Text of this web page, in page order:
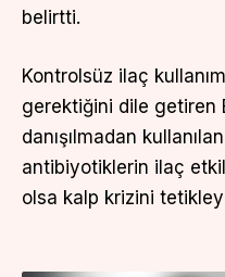
belirtti.
Kontrolsüz ilaç
gerektiğini dile getiren
danışılmadan
antibiyotiklerin ilaç
olsa kalp krizini